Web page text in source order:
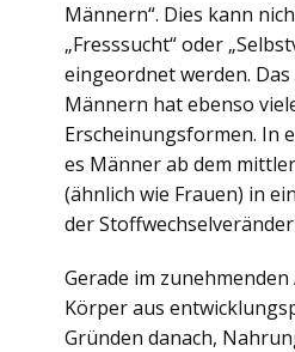
Männern“. Dies kann
„Fresssucht“ oder
eingeordnet werden.
Männern hat ebenso
Erscheinungsformen. In
es Männer ab dem
(ähnlich wie Frauen) in
der
Gerade im
Körper aus
Gründen danach,